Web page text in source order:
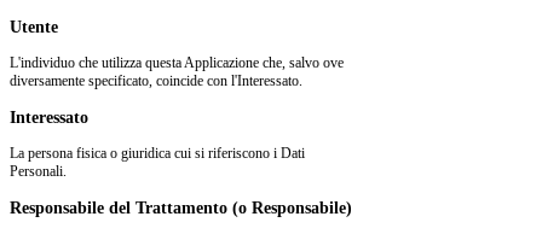
Utente
L'individuo che utilizza questa Applicazione che, salvo ove
diversamente specificato, coincide con l'Interessato.
Interessato
La persona fisica o giuridica cui si riferiscono i Dati
Personali.
Responsabile del Trattamento (o Responsabile)